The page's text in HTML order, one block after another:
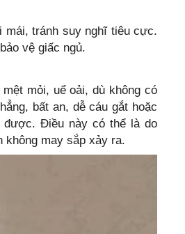
mái, tránh suy nghĩ tiêu cực.
vệ giấc ngủ.
mỏi, uể oải, dù không có
bất an, dễ cáu gắt hoặc
được. Điều này có thể là do
không may sắp xảy ra.